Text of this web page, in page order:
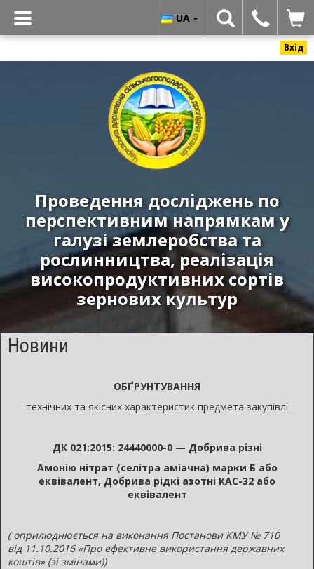
Вхід
сільськогосподарська
НААН»
Реалізація
високоякісних
і
урожайних
озимої
м'якої
озимого
ячменю,
кукурудзи,
Проведення досліджень по
перспективним напрямкам у
галузі землеробства та
рослинництва, реалізація
високопродуктивних сортів
зернових культур
UA
Новини
ОБҐРУНТУВАННЯ
технічних та якісних характеристик предмета закупівлі
ДК 021:2015: 24440000-0 — Добрива різні
Амонію нітрат (селітра аміачна) марки Б або
еквівалент, Добрива рідкі азотні КАС-32 або
еквівалент
( оприлюднюється на виконання Постанови КМУ № 710
від 11.10.2016 «Про ефективне використання державних
коштів» (зі змінами))